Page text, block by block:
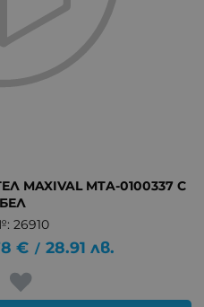
MAXIVAL MTA-0100337 С
26910
€ / 28.91 лв.